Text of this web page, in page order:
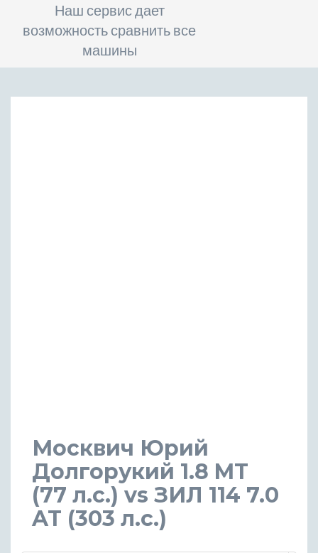
Наш сервис дает
возможность сравнить все
машины
Москвич Юрий
Долгорукий 1.8 MT
(77 л.с.) vs ЗИЛ 114 7.0
AT (303 л.с.)